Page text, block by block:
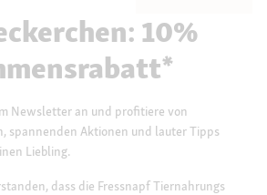
10%
Newsletter an und profitiere von
spannenden Aktionen und lauter Tipps
Liebling.
dass die Fressnapf Tiernahrungs